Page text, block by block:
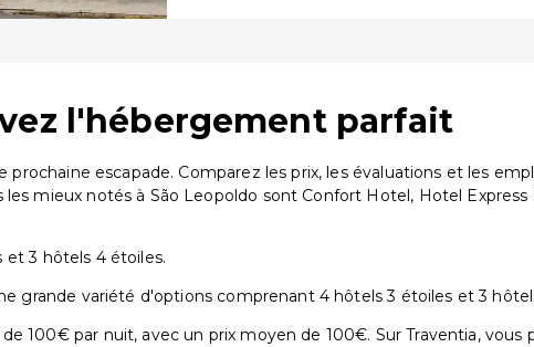
l'hébergement parfait
escapade. Comparez les prix, les évaluations et les
mieux notés à São Leopoldo sont Confort Hotel, Hotel Express
et 3 hôtels 4 étoiles.
grande variété d'options comprenant 4 hôtels 3 étoiles et 3
100€ par nuit, avec un prix moyen de 100€. Sur Traventia, vous